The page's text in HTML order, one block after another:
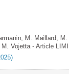
M. Maillard,
Vojetta - Article